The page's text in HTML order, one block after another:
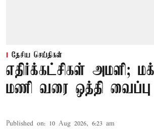
தேசிய செய்திகள்
எதிர்க்கட்சிகள் அமளி;
மணி வரை ஒத்தி வைப்பு
Published on: 10 Aug 2026, 6:23 am